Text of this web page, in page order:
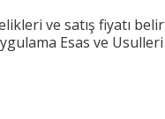
ve satış fiyatı
Esas ve